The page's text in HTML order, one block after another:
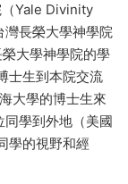
（Yale Divinity
長榮大學神學院
大學神學院的學
士生到本院交流
大學的博士生來
學到外地（美國
學的視野和經